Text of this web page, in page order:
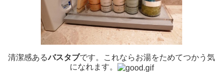
清潔感あるバスタブです。これならお湯をためてつかう気
になれます。